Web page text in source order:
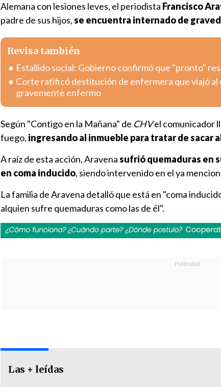
Alemana con lesiones leves, el periodista Francisco
padre de sus hijos,se encuentra internado de
Revisa también
Estallido social: Gobierno confirmó que "pronto"
Corte ratificó destitución de enfermera que viajó
gravemente enfermo
Según "Contigo en la Mañana" de CHVel comunicador
fuego, ingresando al inmueble para tratar de sacar
A raíz de esta acción, Aravenasufrió quemaduras en
en coma inducido, siendo intervenido en el ya
La familia de Aravena detalló que está en "coma
alquien sufre quemaduras como las de él".
Las + leídas